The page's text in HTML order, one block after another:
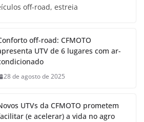
off-road, estreia
off-road: CFMOTO
UTV de 6 lugares com ar-
28 de agosto de 2025
UTVs da CFMOTO prometem
(e acelerar) a vida no agro